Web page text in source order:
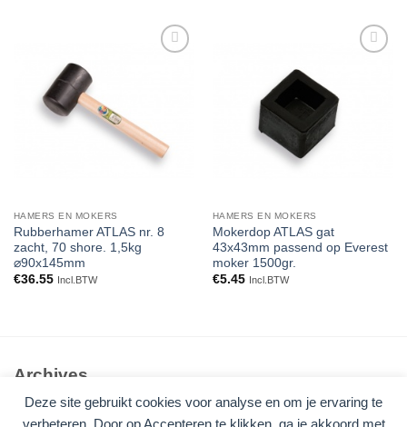
Deze site gebruikt cookies voor analyse en om je ervaring te
verbeteren. Door op Accepteren te klikken, ga je akkoord met
HAMERS EN MOKERS
Rubberhamer ATLAS nr. 8
zacht, 70 shore. 1,5kg
⌀90x145mm
€36.55 Incl.BTW
verlanglijst
HAMERS EN MOKERS
Mokerdop ATLAS gat
43x43mm passend op Everest
moker 1500gr.
€5.45 Incl.BTW
Archives
Geen archieven om te tonen.